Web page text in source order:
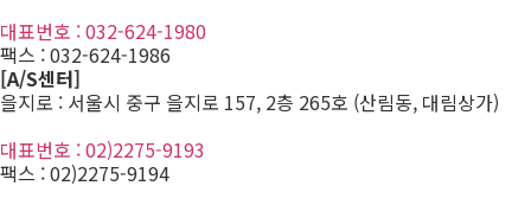
대표번호 : 032-624-1980
팩스 :032-624-1986
[A/S센터]
을지로 : 서울시 중구 을지로 157, 2층 265호 (산림동, 대림상가)
대표번호 : 02)2275-9193
팩스 :02)2275-9194​